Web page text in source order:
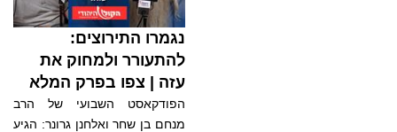
נגמרו התירוצים:
להתעורר ולמחוק את
עזה | צפו בפרק המלא
הפודקאסט השבועי של הרב
מנחם בן שחר ואלחנן גרונר: הגיע